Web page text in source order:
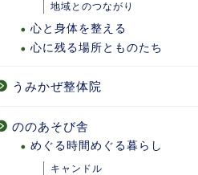
地域とのつながり
心と身体を整える
心に残る場所とものたち
うみかぜ整体院
ののあそび舎
めぐる時間めぐる暮らし
キャンドル